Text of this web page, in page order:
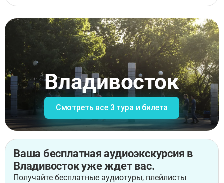
Владивосток
Смотреть все 3 тура и билета
Ваша бесплатная аудиоэкскурсия в
Владивосток уже ждет вас.
Получайте бесплатные аудиотуры, плейлисты